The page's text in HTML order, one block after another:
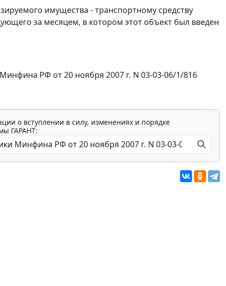
имущества - транспортному средству
за месяцем, в котором этот объект был введен
РФ от 20 ноября 2007 г. N 03-03-06/1/816
о вступлении в силу, изменениях и порядке
ГАРАНТ: